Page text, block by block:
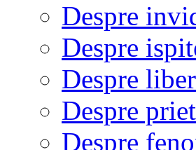
Despre
Despre
Despre
Despre
Despre